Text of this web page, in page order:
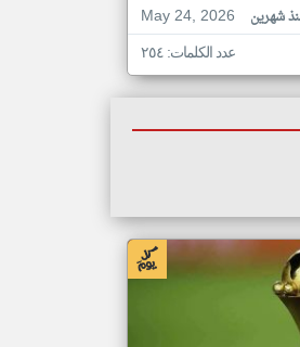
May 24, 2026
شهرين
عدد الكلمات: ٢٥٤